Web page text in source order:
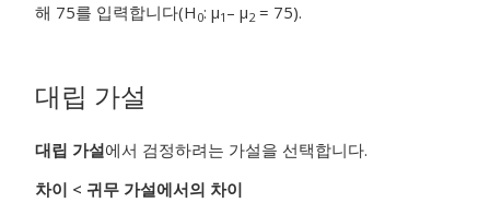
해 75를 입력합니다(H 0: μ1 – μ2 = 75).
대립 가설
대립 가설에서 검정하려는 가설을 선택합니다.
차이 < 귀무 가설에서의 차이